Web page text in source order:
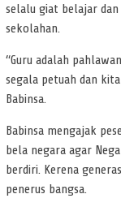
selalu giat belajar
sekolahan.
“Guru adalah
segala petuah dan
Babinsa.
Babinsa mengajak
bela negara agar
berdiri. Kerena
penerus bangsa.